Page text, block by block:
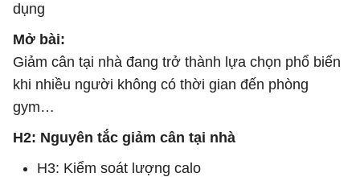
dụng
Mở bài:
Giảm cân tại nhà đang trở thành lựa chọn phổ biến
khi nhiều người không có thời gian đến phòng
gym…
H2: Nguyên tắc giảm cân tại nhà
H3: Kiểm soát lượng calo